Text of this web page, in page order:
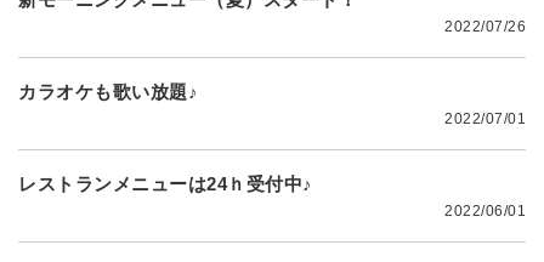
2022/07/26
カラオケも歌い放題♪
2022/07/01
レストランメニューは24ｈ受付中♪
2022/06/01